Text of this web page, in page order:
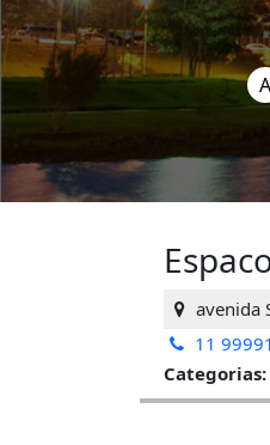
A
avenida
11
Categorias: